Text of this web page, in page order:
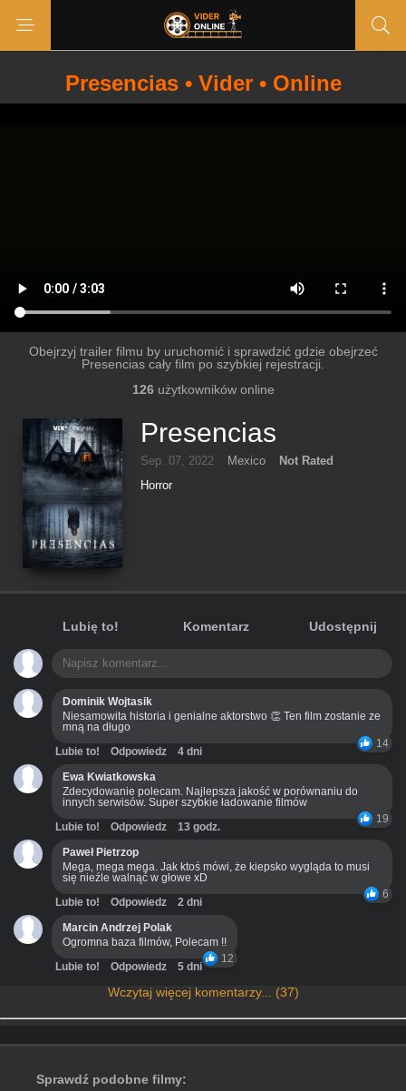
Presencias • Vider • Online
Obejrzyj trailer filmu by uruchomić i sprawdzić gdzie obejrzeć
Presencias cały film po szybkiej rejestracji.
126użytkowników online
Presencias
Sep. 07, 2022 Mexico
Not Rated
Horror
Lubię to! Komentarz Udostępnij
Dominik Wojtasik
Niesamowita historia i genialne aktorstwo 👏 Ten film zostanie ze
mną na długo
14
Lubie to! Odpowiedz
4 dni
Ewa Kwiatkowska
Zdecydowanie polecam. Najlepsza jakość w porównaniu do
innych serwisów. Super szybkie ładowanie filmów
19
Lubie to! Odpowiedz
13 godz.
Paweł Pietrzop
Mega, mega mega. Jak ktoś mówi, że kiepsko wygląda to musi
się nieźle walnąć w głowe xD
6
Lubie to! Odpowiedz
2 dni
Marcin Andrzej Polak
Ogromna baza filmów, Polecam !!
12
Lubie to! Odpowiedz 5 dni
Wczytaj więcej komentarzy... (37)
Sprawdź podobne filmy: